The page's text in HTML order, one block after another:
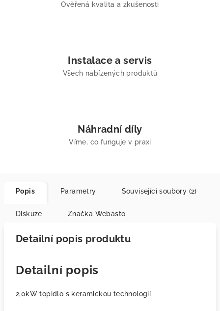
Ověřená kvalita a zkušenosti
Instalace a servis
Všech nabízených produktů
Náhradní díly
Víme, co funguje v praxi
Popis Parametry Související soubory (2)
Diskuze Značka Webasto
Detailní popis produktu
Detailní popis
2,0kW topidlo s keramickou technologií